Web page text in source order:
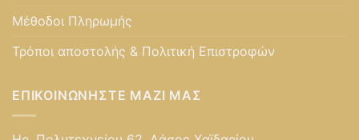
Μέθοδοι Πληρωμής
Τρόποι αποστολής & Πολιτική Επιστροφών
ΕΠΙΚΟΙΝΩΝΉΣΤΕ ΜΑΖΊ ΜΑΣ